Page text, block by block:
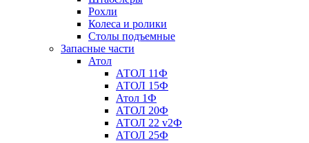
Рохли
Колеса и ролики
Столы подъемные
Запасные части
Атол
АТОЛ 11Ф
АТОЛ 15Ф
Атол 1Ф
АТОЛ 20Ф
АТОЛ 22 v2Ф
АТОЛ 25Ф